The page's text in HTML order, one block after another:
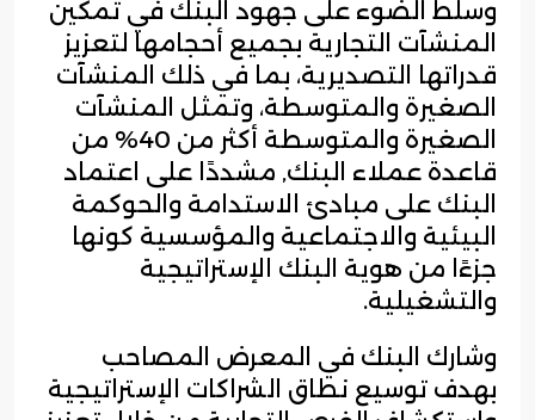
وسلط الضوء على جهود البنك في تمكين
المنشآت التجارية بجميع أحجامها لتعزيز
قدراتها التصديرية، بما في ذلك المنشآت
الصغيرة والمتوسطة، وتمثل المنشآت
الصغيرة والمتوسطة أكثر من 40% من
قاعدة عملاء البنك, مشددًا على اعتماد
البنك على مبادئ الاستدامة والحوكمة
البيئية والاجتماعية والمؤسسية كونها
جزءًا من هوية البنك الإستراتيجية
والتشغيلية.
وشارك البنك في المعرض المصاحب
بهدف توسيع نطاق الشراكات الإستراتيجية